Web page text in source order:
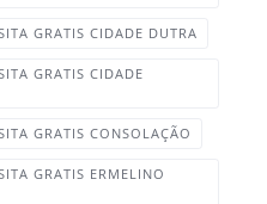
GRATIS CIDADE DUTRA‎
GRATIS CIDADE
GRATIS CONSOLAÇÃO
GRATIS ERMELINO